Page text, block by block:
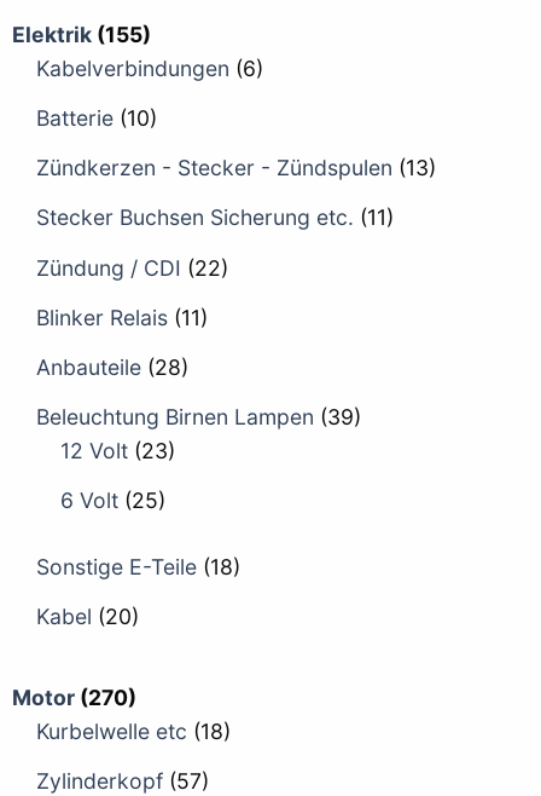
Elektrik (155)
Kabelverbindungen (6)
Batterie (10)
Zündkerzen - Stecker - Zündspulen (13)
Stecker Buchsen Sicherung etc. (11)
Zündung / CDI (22)
Blinker Relais (11)
Anbauteile (28)
Beleuchtung Birnen Lampen (39)
12 Volt (23)
6 Volt (25)
Sonstige E-Teile (18)
Kabel (20)
Motor (270)
Kurbelwelle etc (18)
Zylinderkopf (57)